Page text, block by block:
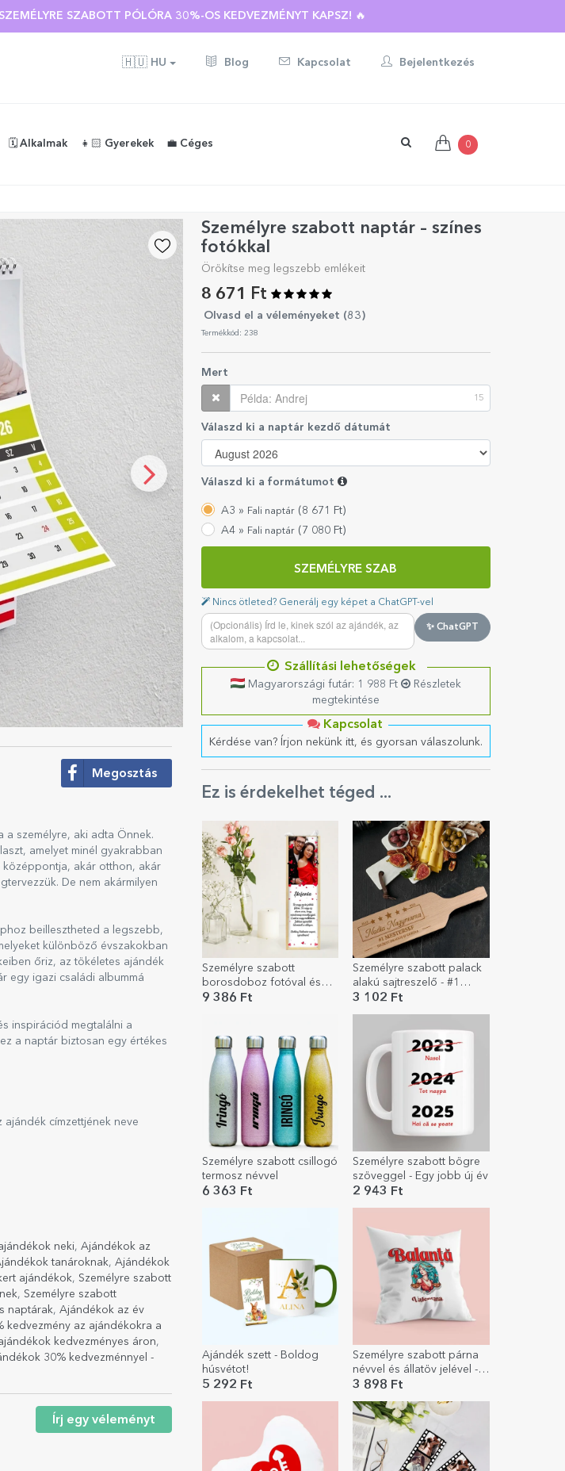
TÖBB MINT 100 SZEMÉLYRE SZABOTT AJÁNDÉKRA ☀️
🇭🇺 HU Blog Kapcsolat Bejelentkezés
🗓️ Alkalmak 👧🏻 Gyerekek 💼 Céges 0
Személyre szabott naptár – színes
fotókkal
Örökítse meg legszebb emlékeit
8 671 Ft
Olvasd el a véleményeket (83 )
Termékkód: 238
Mert
15
Válaszd ki a naptár kezdő dátumát
Válaszd ki a formátumot
A3 » Fali naptár(8 671 Ft)
A4 » Fali naptár(7 080 Ft)
SZEMÉLYRE SZAB
Nincs ötleted? Generálj egy képet a ChatGPT-vel
✨ ChatGPT
Szállítási lehetőségek
Magyarországi futár: 1 988 Ft
Részletek
megtekintése
Kapcsolat
Kérdése van? Írjon nekünk itt, és gyorsan válaszolunk.
Ez is érdekelhet téged ...
Személyre szabott
borosdoboz fotóval és
üzenettel - Szerelem
9 386 Ft
Személyre szabott palack
alakú sajtreszelő - #1
Masterchef
3 102 Ft
Személyre szabott csillogó
termosz névvel
6 363 Ft
Személyre szabott bögre
szöveggel - Egy jobb új év
2 943 Ft
Ajándék szett - Boldog
húsvétot!
5 292 Ft
Személyre szabott párna
névvel és állatöv jelével -
Mérleg
3 898 Ft
Megosztás
a személyre, aki adta Önnek.
amelyet minél gyakrabban
akár otthon, akár
De nem akármilyen
beillesztheted a legszebb,
különböző évszakokban
őriz, az tökéletes ajándék
egy igazi családi albummá
inspirációd megtalálni a
a naptár biztosan egy értékes
címzettjének neve
neki, Ajándékok az
tanároknak, Ajándékok
ajándékok, Személyre szabott
, Személyre szabott
naptárak, Ajándékok az év
kedvezmény az ajándékokra a
kedvezményes áron,
30% kedvezménnyel -
Írj egy véleményt